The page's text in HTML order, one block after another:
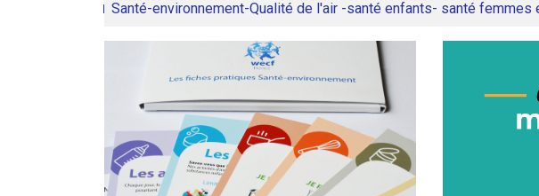
Santé-environnement-Qualité de l'air -santé enfants- santé femmes